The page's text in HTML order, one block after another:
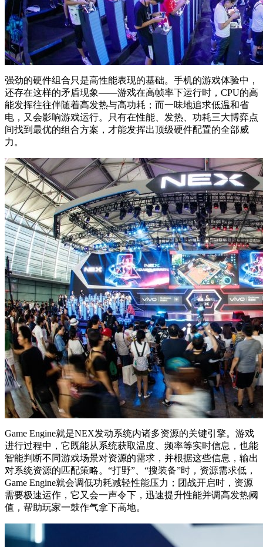
强劲的硬件组合只是高性能表现的基础。手机的游戏体验中，
还存在这样的矛盾现象——游戏在高帧率下运行时，CPU的高
能发挥往往伴随着高发热与高功耗；而一味地追求低温和省
电，又会影响游戏运行。只有在性能、发热、功耗三大博弈点
间找到最优的组合方案，才能发挥出顶级硬件配置的全部威
力。
Game Engine就是NEX发动系统内诸多资源的关键引擎。游戏
进行过程中，它既能从系统获取温度、频率等实时信息，也能
智能判断不同游戏场景对资源的需求，并根据这些信息，输出
对系统资源的匹配策略。“打野”、“搜装备”时，资源需求低，
Game Engine就会调低功耗减轻性能压力；团战开启时，资源
需要极速运作，它又会一声令下，迅速提升性能并调高发热阈
值，帮助玩家一鼓作气拿下高地。